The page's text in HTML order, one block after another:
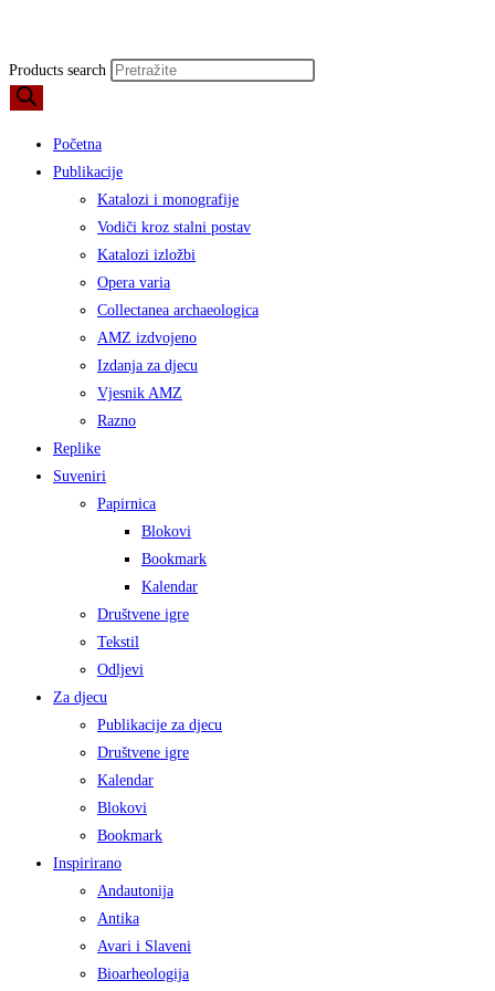
Products search
Početna
Publikacije
Katalozi i monografije
Vodiči kroz stalni postav
Katalozi izložbi
Opera varia
Collectanea archaeologica
AMZ izdvojeno
Izdanja za djecu
Vjesnik AMZ
Razno
Replike
Suveniri
Papirnica
Blokovi
Bookmark
Kalendar
Društvene igre
Tekstil
Odljevi
Za djecu
Publikacije za djecu
Društvene igre
Kalendar
Blokovi
Bookmark
Inspirirano
Andautonija
Antika
Avari i Slaveni
Bioarheologija